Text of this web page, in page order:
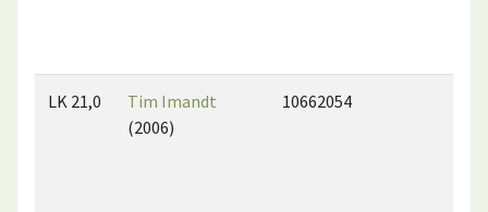
LK 21,0
Tim Imandt
(2006)
10662054